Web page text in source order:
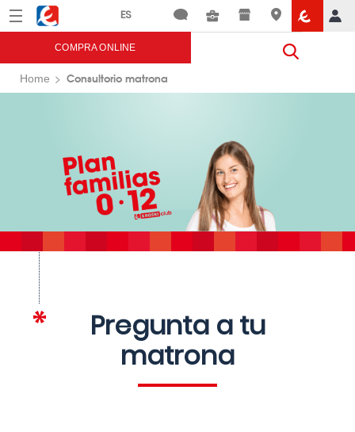
Menú Eroski
COMPRA ONLINE
Home Consultorio matrona
Pregunta a tu
matrona